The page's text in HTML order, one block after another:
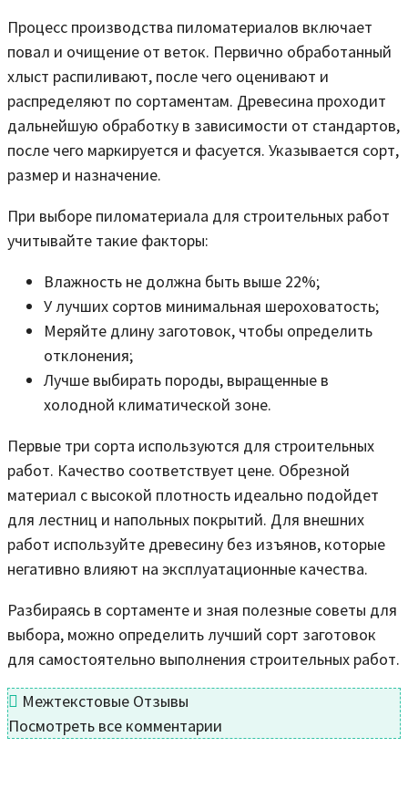
Процесс производства пиломатериалов включает
повал и очищение от веток. Первично обработанный
хлыст распиливают, после чего оценивают и
распределяют по сортаментам. Древесина проходит
дальнейшую обработку в зависимости от стандартов,
после чего маркируется и фасуется. Указывается сорт,
размер и назначение.
При выборе пиломатериала для строительных работ
учитывайте такие факторы:
Влажность не должна быть выше 22%;
У лучших сортов минимальная шероховатость;
Меряйте длину заготовок, чтобы определить
отклонения;
Лучше выбирать породы, выращенные в
холодной климатической зоне.
Первые три сорта используются для строительных
работ. Качество соответствует цене. Обрезной
материал с высокой плотность идеально подойдет
для лестниц и напольных покрытий. Для внешних
работ используйте древесину без изъянов, которые
негативно влияют на эксплуатационные качества.
Разбираясь в сортаменте и зная полезные советы для
выбора, можно определить лучший сорт заготовок
для самостоятельно выполнения строительных работ.
Межтекстовые Отзывы
Посмотреть все комментарии